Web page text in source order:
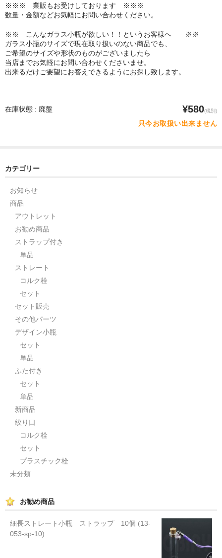
※※※ 業販もお受けしております ※※※
数量・金額などお気軽にお問い合わせください。
※※ こんなガラス小瓶が欲しい！！というお客様へ ※※
ガラス小瓶のサイズで現在取り扱いのない商品でも、
ご希望のサイズや形状のものがございましたら
当店までお気軽にお問い合わせくださいませ。
出来るだけご要望にお答えできるようにお探し致します。
在庫状態 : 廃盤 ¥580(税別)
只今お取扱い出来ません
カテゴリー
お知らせ
商品
アウトレット
お勧め商品
ストラップ付き
単品
ストレート
コルク栓
セット
セット販売
その他パーツ
デザイン小瓶
セット
単品
ふた付き
セット
単品
新商品
絞り口
コルク栓
セット
プラスチック栓
未分類
お勧め商品
細長ストレート小瓶 ストラップ 10個 (13-
053-sp-10)